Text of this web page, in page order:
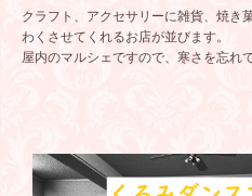
クラフト、アクセサリーに雑貨、焼き
わくさせてくれるお店が並びます。
屋内のマルシェですので、寒さを忘れ